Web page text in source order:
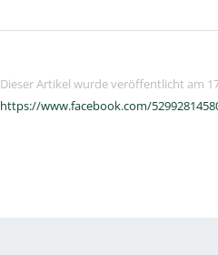
Dieser Artikel wurde veröffentlicht am
https://www.facebook.com/